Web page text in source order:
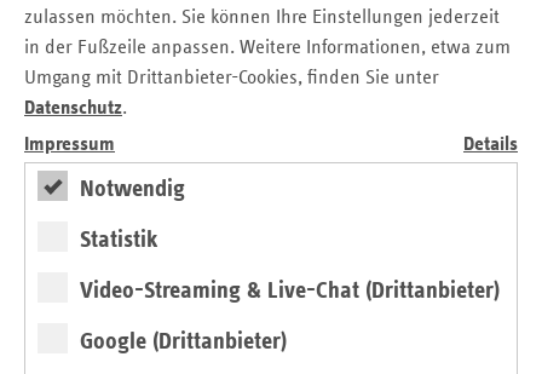
zulassen möchten. Sie können Ihre Einstellungen jederzeit
in der Fußzeile anpassen. Weitere Informationen, etwa zum
Umgang mit Drittanbieter-Cookies, finden Sie unter
Datenschutz.
Impressum
Details
Notwendig
Statistik
Video-Streaming & Live-Chat (Drittanbieter)
Google (Drittanbieter)
Herzinfarkts werden bei Frauen oft falsch eingeordnet,
sodass sich der Beginn einer zielgerichteten Behandlung
verzögert. Zunächst werden vermeintlich andere
Erkrankungen therapiert. Frauen mit einem Herzinfarkt
kommen dadurch oftmals später auf die Intensivstation als
Männer, obwohl gerade in Notfällen jede Minute
entscheidend ist!“
weiter stärken
Leider wissen auch zu wenige Frauen selbst, dass gerade